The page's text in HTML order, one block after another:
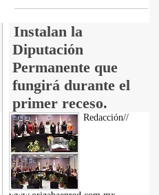
Instalan la
Diputación
Permanente que
fungirá durante el
primer receso.
Redacción//